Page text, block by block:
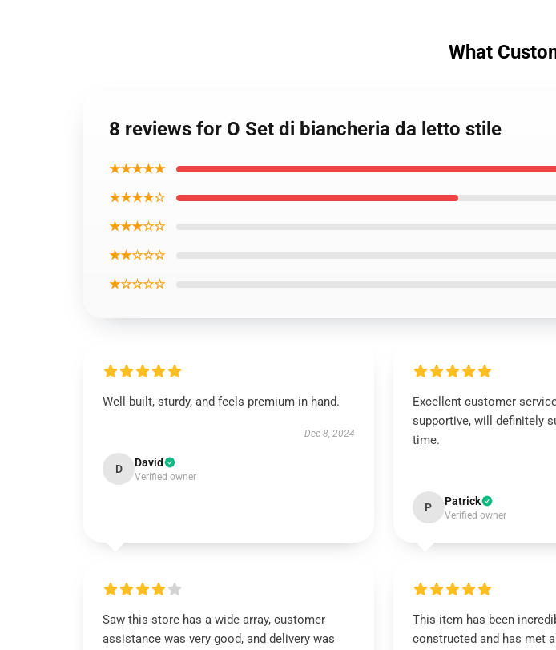
What
8 reviews for O Set di biancheria da letto stile
★★★★★
★★★★☆
★★★☆☆
★★☆☆☆
★☆☆☆☆
Well-built, sturdy, and feels premium in hand.
Dec 8, 2024
D David
Verified owner
Excellent customer
supportive, will definitely
time.
P Patrick
Verified owner
Saw this store has a wide array, customer
assistance was very good, and delivery was
This item has been
constructed and has met